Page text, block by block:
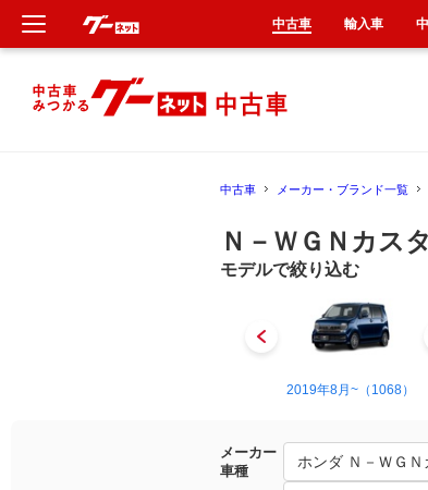
中古車 メーカー・ブランド一覧
Ｎ－ＷＧＮカス
モデルで絞り込む
2019年8月~（1068）
メーカー
車種
ホンダ Ｎ－ＷＧＮ
中古車 輸入車
新車